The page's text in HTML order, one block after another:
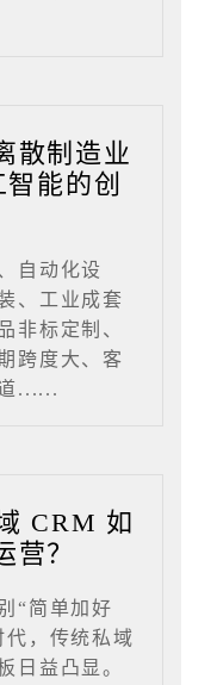
散制造业
能的创
自动化设
、工业成套
非标定制、
跨度大、客
......
CRM 如
营？
“简单加好
代，传统私域
日益凸显。